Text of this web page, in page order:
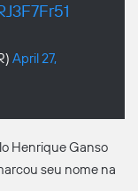
April 27,
Henrique Ganso
seu nome na